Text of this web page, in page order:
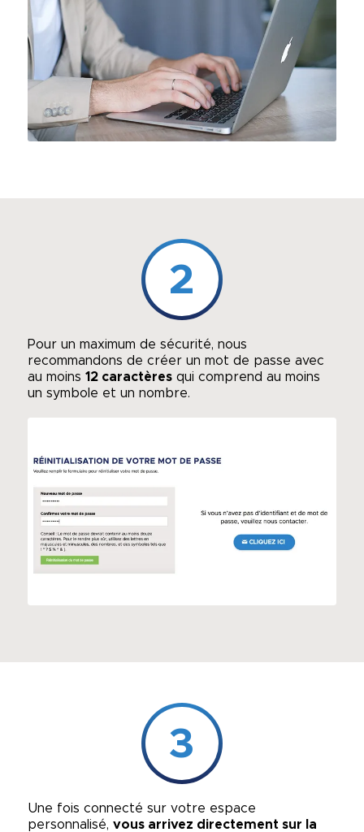
2
Pour un maximum de sécurité, nous
recommandons de créer un mot de passe avec
au moins 12 caractèresqui comprend au moins
un symbole et un nombre.
3
Une fois connecté sur votre espace
personnalisé, vous arrivez directement sur la